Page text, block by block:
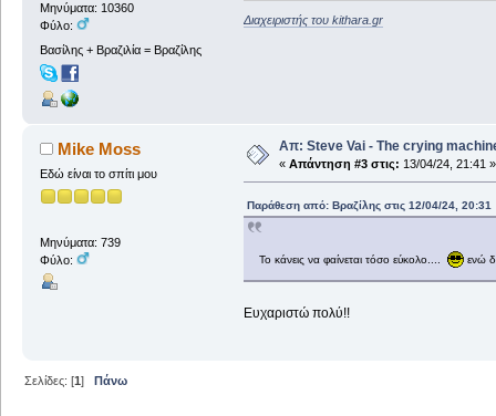
Μηνύματα: 10360
Φύλο:
Βασίλης + Βραζιλία = Βραζίλης
Διαχειριστής του kithara.gr
Mike Moss
Εδώ είναι το σπίτι μου
Μηνύματα: 739
Φύλο:
Απ: Steve Vai - The crying
« Απάντηση #3 στις: 13/04/24, 21:41 »
Παράθεση από: Βραζίλης στις 12/04/24, 20:31
Το κάνεις να φαίνεται τόσο εύκολο.... ενώ
Ευχαριστώ πολύ!!
Σελίδες: [1] Πάνω